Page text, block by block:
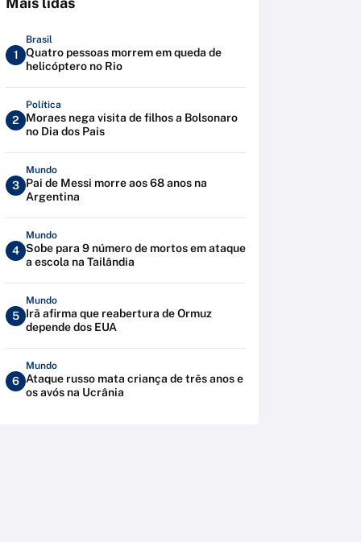
1
Brasil
Quatro pessoas morrem em queda de
helicóptero no Rio
2
Política
Moraes nega visita de filhos a Bolsonaro
no Dia dos Pais
3
Mundo
Pai de Messi morre aos 68 anos na
Argentina
4
Mundo
Sobe para 9 número de mortos em ataque
a escola na Tailândia
5
Mundo
Irã afirma que reabertura de Ormuz
depende dos EUA
6
Mundo
Ataque russo mata criança de três anos e
os avós na Ucrânia